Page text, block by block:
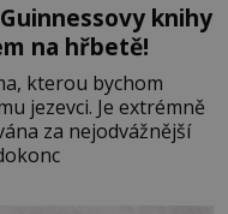
knihy
na hřbetě!
kterou bychom
jezevci. Je extrémně
za nejodvážnější